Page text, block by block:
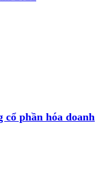
phần hóa doanh